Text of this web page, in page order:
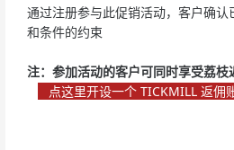
通过注册参与此促销活动，客户确
和条件的约束
注：参加活动的客户可同时享受荔
点这里开设一个 TICKMILL 返佣